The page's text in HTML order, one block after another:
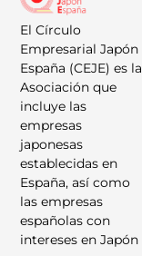
El Círculo
Empresarial Japón
España (CEJE) es la
Asociación que
incluye las
empresas
japonesas
establecidas en
España, así como
las empresas
españolas con
intereses en Japón